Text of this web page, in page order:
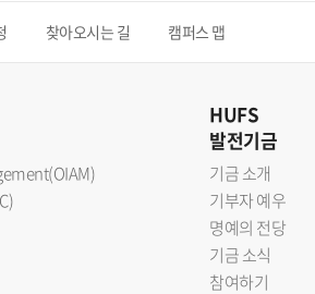
찾아오시는 길 캠퍼스 맵
HUFS
발전기금
기금 소개
기부자 예우
명예의 전당
기금 소식
참여하기